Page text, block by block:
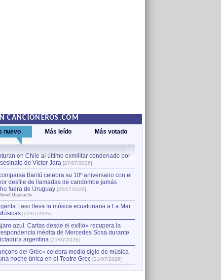
CANCIONEROS.COM
nuevo Más leído Más votado
en Chile al último exmilitar condenado por
de Víctor Jara [27/07/2026]
Bantú celebra su 10º aniversario con el
desfile de llamadas de candombe jamás
fuera de Uruguay [25/07/2026]
Gausachs
Laso lleva la música ecuatoriana a La Mar
[22/07/2026]
azul. Cartas desde el exilio» recupera la
inédita de Mercedes Sosa durante
argentina [21/07/2026]
del Grec» celebra medio siglo de música
noche única en el Teatre Grec [21/07/2026]